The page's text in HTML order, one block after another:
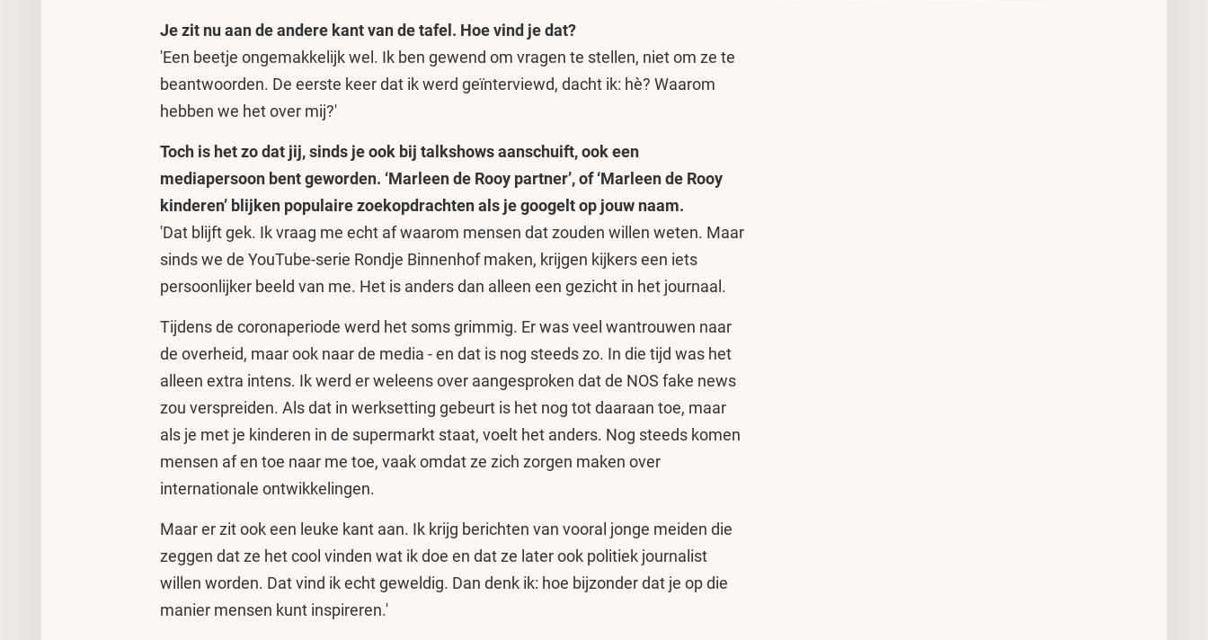
Je zit nu aan de andere kant van de tafel. Hoe vind je dat?
'Een beetje ongemakkelijk wel. Ik ben gewend om vragen te stellen, niet om ze te
beantwoorden. De eerste keer dat ik werd geïnterviewd, dacht ik: hè? Waarom
hebben we het over mij?'
Toch is het zo dat jij, sinds je ook bij talkshows aanschuift, ook een
mediapersoon bent geworden. ‘Marleen de Rooy partner’, of ‘Marleen de Rooy
kinderen’ blijken populaire zoekopdrachten als je googelt op jouw naam.
'Dat blijft gek. Ik vraag me echt af waarom mensen dat zouden willen weten. Maar
sinds we de YouTube-serie Rondje Binnenhof maken, krijgen kijkers een iets
persoonlijker beeld van me. Het is anders dan alleen een gezicht in het journaal.
Tijdens de coronaperiode werd het soms grimmig. Er was veel wantrouwen naar
de overheid, maar ook naar de media - en dat is nog steeds zo. In die tijd was het
alleen extra intens. Ik werd er weleens over aangesproken dat de NOS fake news
zou verspreiden. Als dat in werksetting gebeurt is het nog tot daaraan toe, maar
als je met je kinderen in de supermarkt staat, voelt het anders. Nog steeds komen
mensen af en toe naar me toe, vaak omdat ze zich zorgen maken over
internationale ontwikkelingen.
Maar er zit ook een leuke kant aan. Ik krijg berichten van vooral jonge meiden die
zeggen dat ze het cool vinden wat ik doe en dat ze later ook politiek journalist
willen worden. Dat vind ik echt geweldig. Dan denk ik: hoe bijzonder dat je op die
manier mensen kunt inspireren.'